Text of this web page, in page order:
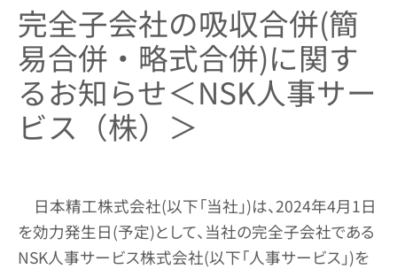
完全子会社の吸収合併(簡
易合併・略式合併)に関す
るお知らせ＜NSK人事サー
ビス（株）＞
日本精工株式会社(以下「当社」)は、2024年4月1日
を効力発生日(予定)として、当社の完全子会社である
NSK人事サービス株式会社(以下「人事サービス」)を